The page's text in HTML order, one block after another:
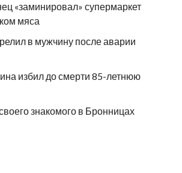
«заминировал» супермаркет
мяса
в мужчину после аварии
избил до смерти 85-летнюю
знакомого в Бронницах